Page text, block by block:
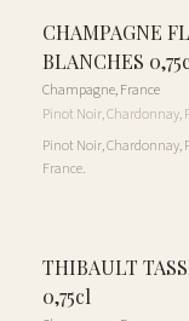
CHAMPAGNE
BLANCHES
Champagne,France
Pinot Noir, Chardonnay,
Pinot Noir, Chardonnay,
France.
THIBAULT
0,75cl